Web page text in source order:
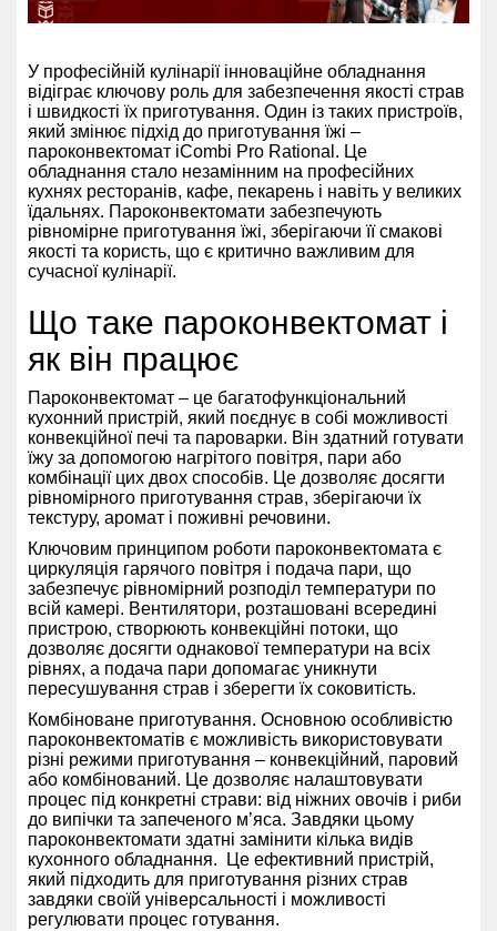
У професійній кулінарії інноваційне обладнання
відіграє ключову роль для забезпечення якості страв
і швидкості їх приготування. Один із таких пристроїв,
який змінює підхід до приготування їжі –
пароконвектомат iCombi Pro Rational . Це
обладнання стало незамінним на професійних
кухнях ресторанів, кафе, пекарень і навіть у великих
їдальнях. Пароконвектомати забезпечують
рівномірне приготування їжі, зберігаючи її смакові
якості та користь, що є критично важливим для
сучасної кулінарії.
Що таке пароконвектомат і
як він працює
Пароконвектомат – це багатофункціональний
кухонний пристрій, який поєднує в собі можливості
конвекційної печі та пароварки. Він здатний готувати
їжу за допомогою нагрітого повітря, пари або
комбінації цих двох способів. Це дозволяє досягти
рівномірного приготування страв, зберігаючи їх
текстуру, аромат і поживні речовини.
Ключовим принципом роботи пароконвектомата є
циркуляція гарячого повітря і подача пари, що
забезпечує рівномірний розподіл температури по
всій камері. Вентилятори, розташовані всередині
пристрою, створюють конвекційні потоки, що
дозволяє досягти однакової температури на всіх
рівнях, а подача пари допомагає уникнути
пересушування страв і зберегти їх соковитість.
Комбіноване приготування. Основною особливістю
пароконвектоматів є можливість використовувати
різні режими приготування – конвекційний, паровий
або комбінований. Це дозволяє налаштовувати
процес під конкретні страви: від ніжних овочів і риби
до випічки та запеченого м’яса. Завдяки цьому
пароконвектомати здатні замінити кілька видів
кухонного обладнання. Це ефективний пристрій,
який підходить для приготування різних страв
завдяки своїй універсальності і можливості
регулювати процес готування.